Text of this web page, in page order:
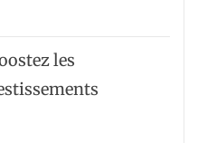
les